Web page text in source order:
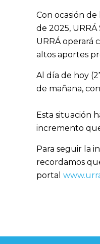
Con ocasión
de 2025,
URRÁ operará
altos aportes
Al día de hoy
de mañana,
Esta situación
incremento
Para seguir la
recordamos
portal